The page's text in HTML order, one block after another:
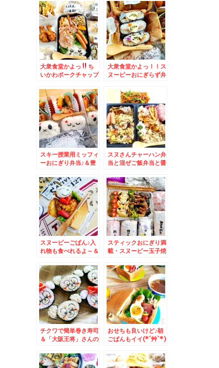
亭本店」さんの「おに
ぎり弁当」おこわ入り
が当たり(*´艸`*)
室花まる隣「魚のふく
はら」さんの昼のラン
チ寿司は超お得♪焼き
魚3種盛りも最高！並
ばなくても買えちゃい
ます(*´艸`*)
大衆食堂かよっ
ち
いかわポークチャップ
デー＆北海道民ソウル
フード「ボストンベイ
ク」さんのパン♪
大衆食堂かよっ！！ス
ヌーピーおにぎらず弁
「魚べい」さんの「緊
急大特価第一弾」「う
に包み」「赤えび」
110円「アジ3貫」180
円ってΣ(･ω･ﾉ)ﾉ！
スキー授業用ミッフィ
ーおにぎり弁当♪＆豊
ト」さんが3月末で閉
店するってTT バタ
ー香るエビピラフウマ
っ！
スヌさんチャーハン弁
当と混ぜご飯弁当と醤
＆札幌豊平区月寒 老
舗レトロ喫茶「シーボ
ート」さんの「焼きソ
ーメン」絶妙なバラン
スのお味(*´艸`*)
スヌーピーごぱん♪入
れ物も食べれるよ～＆
産は定番これ～♪(*´艸
`*)
スティックおにぎり満
載・スヌーピー玉子焼
「シーボート」さんの
「焼きソーメン」と
「コーヒー」ほっとす
る～(*´艸`*)
チクワで簡単巻き寿司
＆「大阪王将」さんの
良くボリューミーな件
Σ(ﾟДﾟ)
おせちも良いけど♪朝
ごぱんもイイ(*´艸`*)